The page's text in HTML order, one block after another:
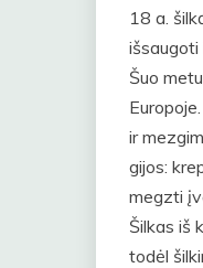
18 a.
Šuo
ir
gijos:
megzti
Šilkas iš
todėl